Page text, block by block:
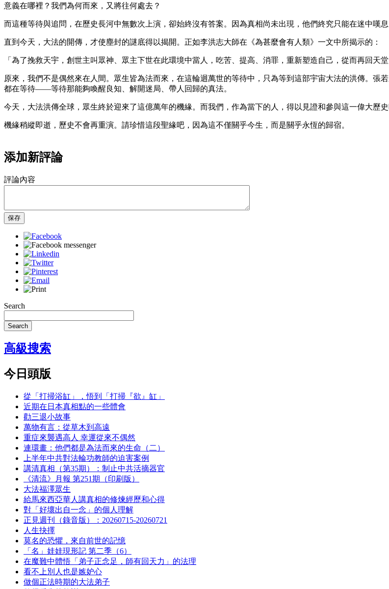
意義在哪裡？我們為何而來，又將往何處去？
而這種等待與追問，在歷史長河中無數次上演，卻始終沒有答案。因為真相尚未出現，他們終究只能在迷中嘆息
直到今天，大法的開傳，才使塵封的謎底得以揭開。正如李洪志大師在《為甚麼會有人類》一文中所揭示的：
「為了挽救天宇，創世主叫眾神、眾主下世在此環境中當人，吃苦、提高、消罪，重新塑造自己，從而再回天堂
原來，我們不是偶然來在人間。眾生皆為法而來，在這輪迴萬世的等待中，只為等到這部宇宙大法的洪傳。
都在等待——等待那能夠喚醒良知、解開迷局、帶人回歸的真法。
今天，大法洪傳全球，眾生終於迎來了這億萬年的機緣。而我們，作為當下的人，得以見證和參與這一偉大歷史
機緣稍縱即逝，歷史不會再重演。請珍惜這段聖緣吧，因為這不僅關乎今生，而是關乎永恆的歸宿。
添加新評論
評論內容
保存
Search
Search
高級搜索
今日頭版
從「打掃浴缸」，悟到「打掃『欲』缸」
近期在日本真相點的一些體會
勸三退小故事
萬物有言：從草木到高遠
重症來襲遇高人 幸運從來不偶然
連環畫：他們都是為法而來的生命（二）
上半年中共對法輪功教師的迫害案例
講清真相（第35期）：制止中共活摘器官
《清流》月報 第251期（印刷版）
大法福澤眾生
給馬來西亞華人講真相的修煉經歷和心得
對「好壞出自一念」的個人理解
正見週刊（錄音版）：20260715-20260721
人生抉擇
莫名的恐懼，來自前世的記憶
「名」娃娃現形記 第二季（6）
在魔難中體悟「弟子正念足，師有回天力」的法理
看不上別人也是嫉妒心
做個正法時期的大法弟子